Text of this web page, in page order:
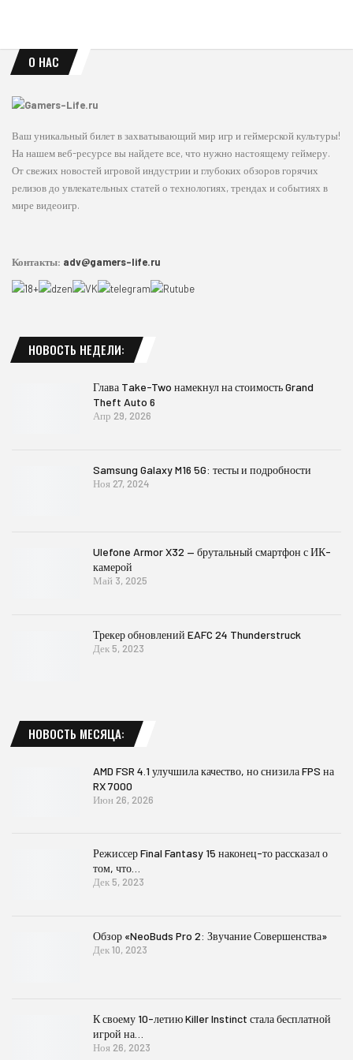
О НАС
Ваш уникальный билет в захватывающий мир игр и геймерской культуры!
На нашем веб-ресурсе вы найдете все, что нужно настоящему геймеру.
От свежих новостей игровой индустрии и глубоких обзоров горячих
релизов до увлекательных статей о технологиях, трендах и событиях в
мире видеоигр.
Контакты: adv@gamers-life.ru
НОВОСТЬ НЕДЕЛИ:
Глава Take-Two намекнул на стоимость Grand
Theft Auto 6
Апр 29, 2026
Samsung Galaxy M16 5G: тесты и подробности
Ноя 27, 2024
Ulefone Armor X32 — брутальный смартфон с ИК-
камерой
Май 3, 2025
Трекер обновлений EAFC 24 Thunderstruck
Дек 5, 2023
НОВОСТЬ МЕСЯЦА:
AMD FSR 4.1 улучшила качество, но снизила FPS на
RX 7000
Июн 26, 2026
Режиссер Final Fantasy 15 наконец-то рассказал о
том, что…
Дек 5, 2023
Обзор «NeoBuds Pro 2: Звучание Совершенства»
Дек 10, 2023
К своему 10-летию Killer Instinct стала бесплатной
игрой на…
Ноя 26, 2023